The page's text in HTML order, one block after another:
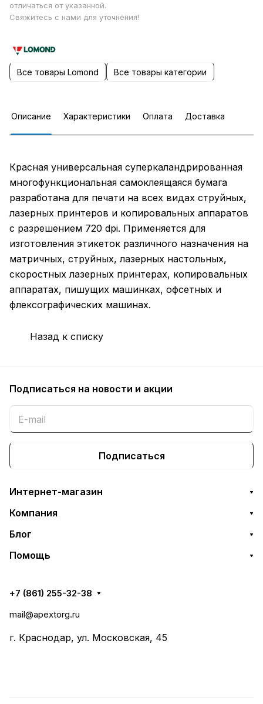
отличаться от указанной.
Свяжитесь с нами для уточнения!
Все товары Lomond Все товары категории
Описание Характеристики Оплата Доставка
Красная универсальная суперкаландрированная
многофункциональная самоклеящаяся бумага
разработана для печати на всех видах струйных,
лазерных принтеров и копировальных аппаратов
с разрешением 720 dpi. Применяется для
изготовления этикеток различного назначения на
матричных, струйных, лазерных настольных,
скоростных лазерных принтерах, копировальных
аппаратах, пишущих машинках, офсетных и
флексографических машинах.
Назад к списку
Подписаться на новости и акции
Подписаться
Интернет-магазин
Компания
Блог
Помощь
+7 (861) 255-32-38
mail@apextorg.ru
г. Краснодар, ул. Московская, 45